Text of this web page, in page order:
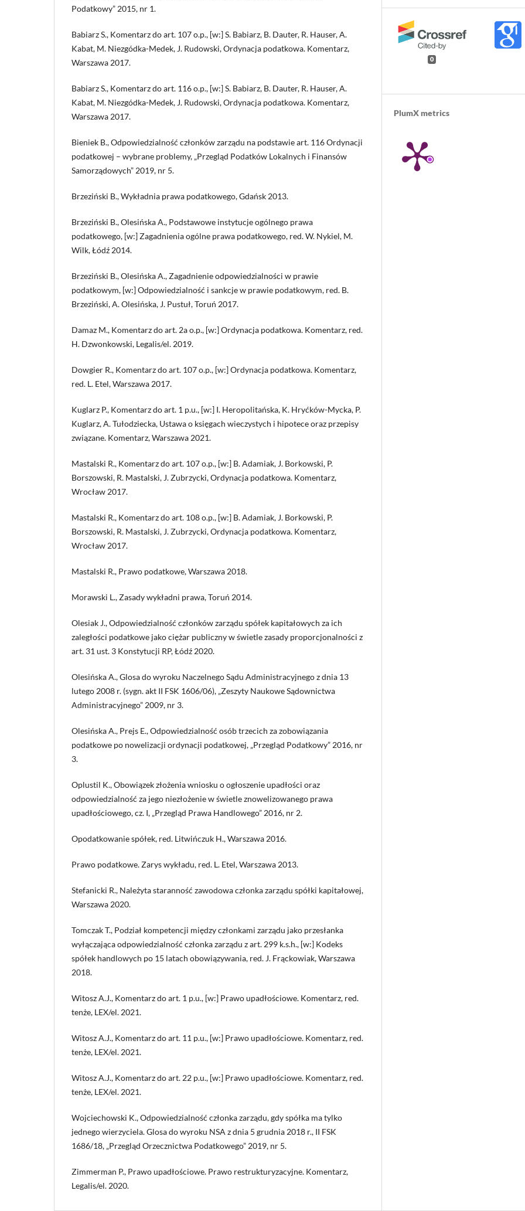
Podatkowy” 2015, nr 1.
Babiarz S., Komentarz do art. 107 o.p., [w:] S. Babiarz, B. Dauter, R. Hauser, A.
Kabat, M. Niezgódka-Medek, J. Rudowski, Ordynacja podatkowa. Komentarz,
Warszawa 2017.
Babiarz S., Komentarz do art. 116 o.p., [w:] S. Babiarz, B. Dauter, R. Hauser, A.
Kabat, M. Niezgódka-Medek, J. Rudowski, Ordynacja podatkowa. Komentarz,
Warszawa 2017.
Bieniek B., Odpowiedzialność członków zarządu na podstawie art. 116 Ordynacji
podatkowej – wybrane problemy, „Przegląd Podatków Lokalnych i Finansów
Samorządowych” 2019, nr 5.
Brzeziński B., Wykładnia prawa podatkowego, Gdańsk 2013.
Brzeziński B., Olesińska A., Podstawowe instytucje ogólnego prawa
podatkowego, [w:] Zagadnienia ogólne prawa podatkowego, red. W. Nykiel, M.
Wilk, Łódź 2014.
Brzeziński B., Olesińska A., Zagadnienie odpowiedzialności w prawie
podatkowym, [w:] Odpowiedzialność i sankcje w prawie podatkowym, red. B.
Brzeziński, A. Olesińska, J. Pustuł, Toruń 2017.
Damaz M., Komentarz do art. 2a o.p., [w:] Ordynacja podatkowa. Komentarz, red.
H. Dzwonkowski, Legalis/el. 2019.
Dowgier R., Komentarz do art. 107 o.p., [w:] Ordynacja podatkowa. Komentarz,
red. L. Etel, Warszawa 2017.
Kuglarz P., Komentarz do art. 1 p.u., [w:] I. Heropolitańska, K. Hryćków-Mycka, P.
Kuglarz, A. Tułodziecka, Ustawa o księgach wieczystych i hipotece oraz przepisy
związane. Komentarz, Warszawa 2021.
Mastalski R., Komentarz do art. 107 o.p., [w:] B. Adamiak, J. Borkowski, P.
Borszowski, R. Mastalski, J. Zubrzycki, Ordynacja podatkowa. Komentarz,
Wrocław 2017.
Mastalski R., Komentarz do art. 108 o.p., [w:] B. Adamiak, J. Borkowski, P.
Borszowski, R. Mastalski, J. Zubrzycki, Ordynacja podatkowa. Komentarz,
Wrocław 2017.
Mastalski R., Prawo podatkowe, Warszawa 2018.
Morawski L., Zasady wykładni prawa, Toruń 2014.
Olesiak J., Odpowiedzialność członków zarządu spółek kapitałowych za ich
zaległości podatkowe jako ciężar publiczny w świetle zasady proporcjonalności z
art. 31 ust. 3 Konstytucji RP, Łódź 2020.
Olesińska A., Glosa do wyroku Naczelnego Sądu Administracyjnego z dnia 13
lutego 2008 r. (sygn. akt II FSK 1606/06), „Zeszyty Naukowe Sądownictwa
Administracyjnego” 2009, nr 3.
Olesińska A., Prejs E., Odpowiedzialność osób trzecich za zobowiązania
podatkowe po nowelizacji ordynacji podatkowej, „Przegląd Podatkowy” 2016, nr
3.
Oplustil K., Obowiązek złożenia wniosku o ogłoszenie upadłości oraz
odpowiedzialność za jego niezłożenie w świetle znowelizowanego prawa
upadłościowego, cz. I, „Przegląd Prawa Handlowego” 2016, nr 2.
Opodatkowanie spółek, red. Litwińczuk H., Warszawa 2016.
Prawo podatkowe. Zarys wykładu, red. L. Etel, Warszawa 2013.
Stefanicki R., Należyta staranność zawodowa członka zarządu spółki kapitałowej,
Warszawa 2020.
Tomczak T., Podział kompetencji między członkami zarządu jako przesłanka
wyłączająca odpowiedzialność członka zarządu z art. 299 k.s.h., [w:] Kodeks
spółek handlowych po 15 latach obowiązywania, red. J. Frąckowiak, Warszawa
2018.
Witosz A.J., Komentarz do art. 1 p.u., [w:] Prawo upadłościowe. Komentarz, red.
tenże, LEX/el. 2021.
Witosz A.J., Komentarz do art. 11 p.u., [w:] Prawo upadłościowe. Komentarz, red.
tenże, LEX/el. 2021.
Witosz A.J., Komentarz do art. 22 p.u., [w:] Prawo upadłościowe. Komentarz, red.
tenże, LEX/el. 2021.
Wojciechowski K., Odpowiedzialność członka zarządu, gdy spółka ma tylko
jednego wierzyciela. Glosa do wyroku NSA z dnia 5 grudnia 2018 r., II FSK
1686/18, „Przegląd Orzecznictwa Podatkowego” 2019, nr 5.
Zimmerman P., Prawo upadłościowe. Prawo restrukturyzacyjne. Komentarz,
Legalis/el. 2020.
0
PlumX metrics